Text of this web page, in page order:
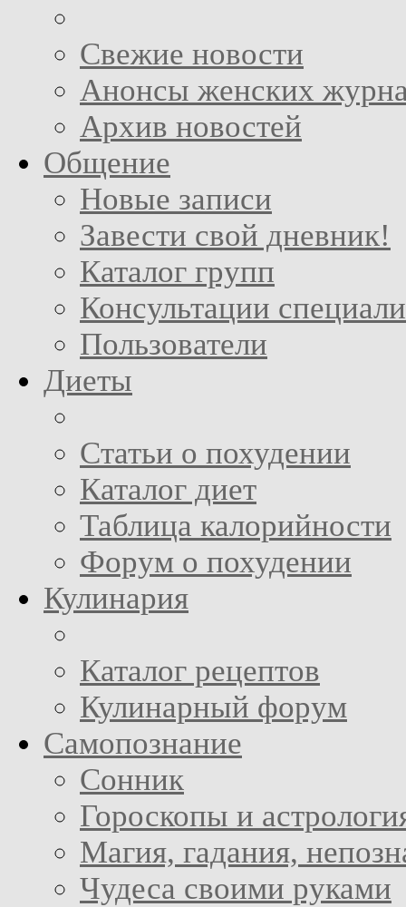
Свежие новости
Анонсы женских
Архив новостей
Общение
Новые записи
Завести свой дневник!
Каталог групп
Консультации
Пользователи
Диеты
Статьи о похудении
Каталог диет
Таблица калорийности
Форум о похудении
Кулинария
Каталог рецептов
Кулинарный форум
Самопознание
Сонник
Гороскопы и
Магия, гадания,
Чудеса своими руками